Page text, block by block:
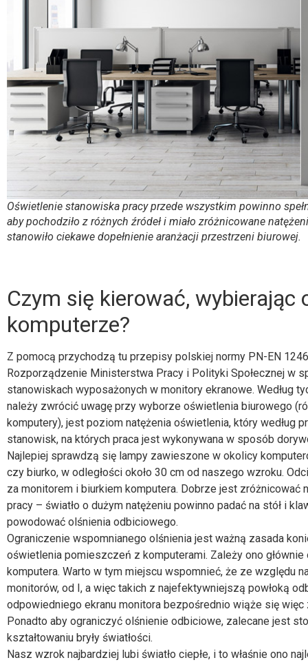
Oświetlenie stanowiska pracy przede wszystkim powinno
aby pochodziło z różnych źródeł i miało zróżnicowane
stanowiło ciekawe dopełnienie aranżacji przestrzeni biurowej.
Czym się kierować, wybierając
komputerze?
Z pomocą przychodzą tu przepisy polskiej normy PN-EN
Rozporządzenie Ministerstwa Pracy i Polityki Społecznej w
stanowiskach wyposażonych w monitory ekranowe. Według
należy zwrócić uwagę przy wyborze oświetlenia biurowego
komputery), jest poziom natężenia oświetlenia, który według
stanowisk, na których praca jest wykonywana w sposób
Najlepiej sprawdzą się lampy zawieszone w okolicy
czy biurko, w odległości około 30 cm od naszego wzroku.
za monitorem i biurkiem komputera. Dobrze jest
pracy – światło o dużym natężeniu powinno padać na stół i
powodować olśnienia odbiciowego.
Ograniczenie wspomnianego olśnienia jest ważną zasada
oświetlenia pomieszczeń z komputerami. Zależy ono
komputera. Warto w tym miejscu wspomnieć, że ze względu
monitorów, od I, a więc takich z najefektywniejszą powłoką
odpowiedniego ekranu monitora bezpośrednio wiąże się
Ponadto aby ograniczyć olśnienie odbiciowe, zalecane jest
kształtowaniu bryły światłości.
Nasz wzrok najbardziej lubi światło ciepłe, i to właśnie ono